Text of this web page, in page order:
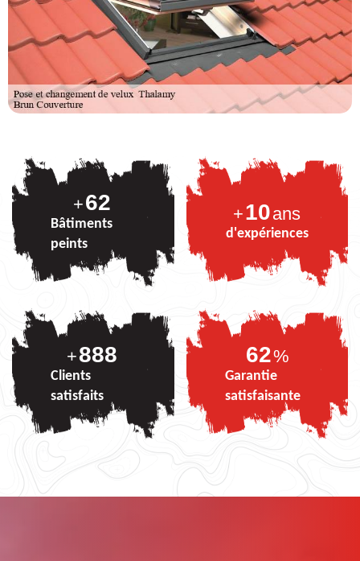
+74
Bâtiments
peints
+10ans
d'expériences
+888
Clients
satisfaits
74%
Garantie
satisfaisante